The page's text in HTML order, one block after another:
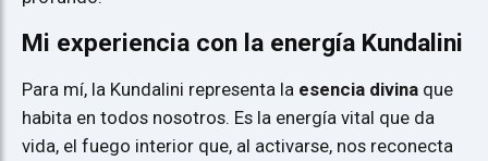
Mi experiencia con la energía Kundalini
Para mí, la Kundalini representa la esencia divina que
habita en todos nosotros. Es la energía vital que da
vida, el fuego interior que, al activarse, nos reconecta